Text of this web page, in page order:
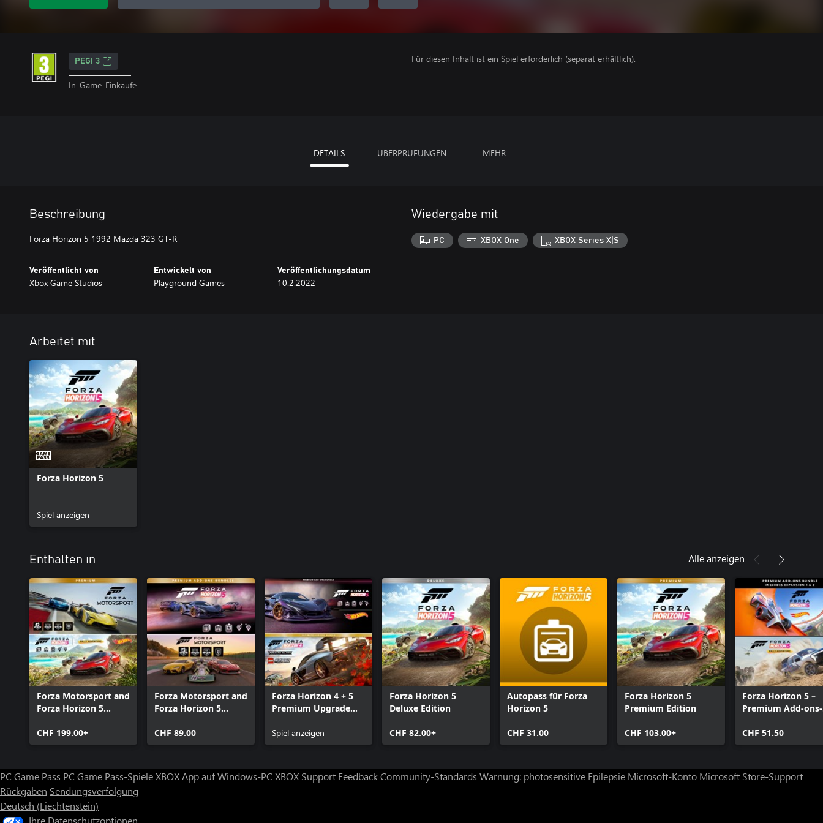
PEGI 3
In-Game-Einkäufe
Für diesen Inhalt ist ein Spiel erforderlich (separat erhältlich).
DETAILS ÜBERPRÜFUNGEN MEHR
Beschreibung
Forza Horizon 5 1992 Mazda 323 GT-R
Veröffentlicht von
Xbox Game Studios
Entwickelt von
Playground Games
Veröffentlichungsdatum
10.2.2022
Wiedergabe mit
PC XBOX One XBOX Series X|S
Arbeitet mit
Forza Horizon 5
Spiel anzeigen
Enthalten in Alle anzeigen
Forza Motorsport and
Forza Horizon 5
Bundle
CHF 199.00+
Forza Motorsport and
Forza Horizon 5
Bundle
CHF 89.00
Forza Horizon 4 + 5
Premium Upgrade
Spiel anzeigen
Forza Horizon 5
Deluxe Edition
CHF 82.00+
Autopass für Forza
Horizon 5
CHF 31.00
Forza Horizon 5
Premium Edition
CHF 103.00+
Forza Horizon 5 –
Premium Add-ons-
CHF 51.50
PC Game Pass PC Game Pass-SpieleXBOX App auf Windows-PC XBOX Support FeedbackCommunity-Standards Warnung: photosensitive Epilepsie Microsoft-Konto Microsoft Store-Support
Rückgaben Sendungsverfolgung
Deutsch (Liechtenstein)
Ihre Datenschutzoptionen